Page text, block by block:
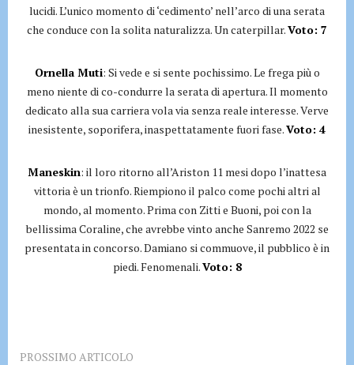
lucidi. L’unico momento di ‘cedimento’ nell’arco di una serata
che conduce con la solita naturalizza. Un caterpillar.Voto: 7
Ornella Muti: Si vede e si sente pochissimo. Le frega più o
meno niente di co-condurre la serata di apertura. Il momento
dedicato alla sua carriera vola via senza reale interesse. Verve
inesistente, soporifera, inaspettatamente fuori fase.Voto: 4
Maneskin: il loro ritorno all’Ariston 11 mesi dopo l’inattesa
vittoria è un trionfo. Riempiono il palco come pochi altri al
mondo, al momento. Prima con Zitti e Buoni, poi con la
bellissima Coraline, che avrebbe vinto anche Sanremo 2022 se
presentata in concorso. Damiano si commuove, il pubblico è in
piedi. Fenomenali.Voto: 8
PROSSIMO ARTICOLO